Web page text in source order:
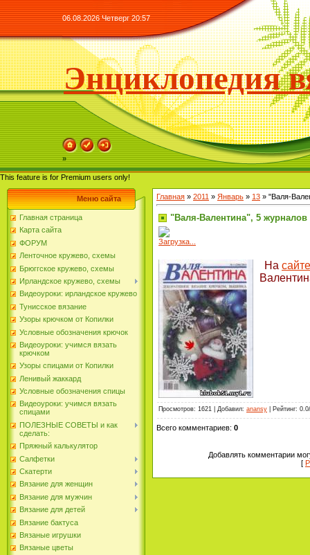
06.08.2026 Четверг 20:57
Энциклопедия
»
This feature is for Premium users only!
Меню сайта
Главная страница
Карта сайта
ФОРУМ
Ленточное кружево, схемы
Брюггское кружево, схемы
Ирландское кружево, схемы
Видеоуроки: ирландское кружево
Тунисское вязание
Узоры крючком от Копилки
Условные обозначения крючок
Видеоуроки: учимся вязать
крючком
Узоры спицами от Копилки
Ленивый жаккард
Условные обозначения спицы
Видеоуроки: учимся вязать
спицами
ПОЛЕЗНЫЕ СОВЕТЫ и как
сделать:
Пряжный калькулятор
Салфетки
Скатерти
Вязание для женщин
Вязание для мужчин
Вязание для детей
Вязание бактуса
Вязаные игрушки
Вязаные цветы
Главная » 2011 » Январь » 13 » "Валя-
"Валя-Валентина", 5 журналов
Загрузка...
На
Просмотров: 1621 | Добавил: anansy Рейтинг:
Всего комментариев: 0
Добавлять комментарии
[